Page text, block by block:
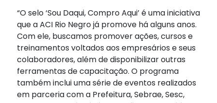
“O selo ‘Sou Daqui, Compro Aqui’ é uma iniciativa
que a ACI Rio Negro já promove há alguns anos.
Com ele, buscamos promover ações, cursos e
treinamentos voltados aos empresários e seus
colaboradores, além de disponibilizar outras
ferramentas de capacitação. O programa
também inclui uma série de eventos realizados
em parceria com a Prefeitura, Sebrae, Sesc,